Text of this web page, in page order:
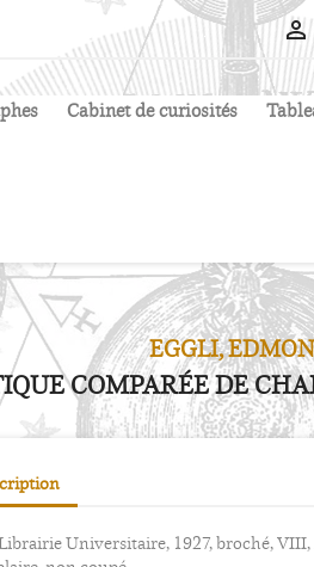

Cabinet de curiosités
EGGLI,
COMPARÉE DE
Universitaire, 1927, broché, VIII,